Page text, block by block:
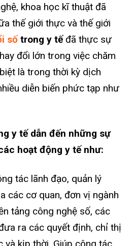
khoa học kĩ thuật đã
thế giới thực và thế giới
sốtrong y tếđã thực sự
đổi lớn trong việc chăm
là trong thời kỳ dịch
diễn biến phức tạp như
y tế dẫn đến những sự
hoạt động y tế như:
tác lãnh đạo, quản lý
các cơ quan, đơn vị ngành
tảng công nghệ số, các
ra các quyết định, chỉ thị